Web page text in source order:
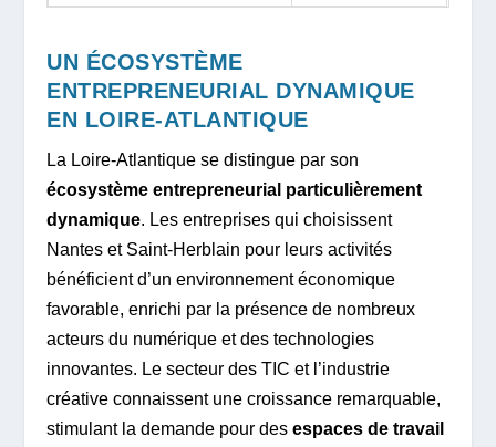
UN ÉCOSYSTÈME
ENTREPRENEURIAL DYNAMIQUE
EN LOIRE-ATLANTIQUE
La Loire-Atlantique se distingue par son
écosystème entrepreneurial particulièrement
dynamique. Les entreprises qui choisissent
Nantes et Saint-Herblain pour leurs activités
bénéficient d’un environnement économique
favorable, enrichi par la présence de nombreux
acteurs du numérique et des technologies
innovantes. Le secteur des TIC et l’industrie
créative connaissent une croissance remarquable,
stimulant la demande pour desespaces de travail